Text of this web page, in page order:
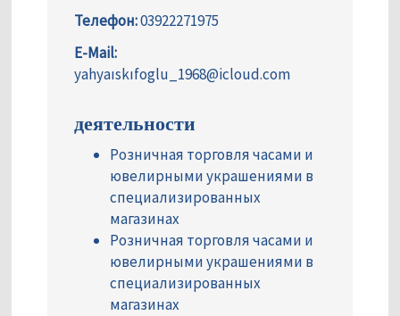
Телефон:03922271975
E-Mail:
yahyaıskıfoglu_1968@icloud.com
деятельности
Розничная торговля часами и
ювелирными украшениями в
специализированных
магазинах
Розничная торговля часами и
ювелирными украшениями в
специализированных
магазинах